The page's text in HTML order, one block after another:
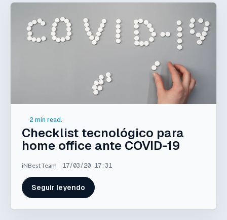
2 min read.
Checklist tecnológico para
home office ante COVID-19
iNBest Team 17/03/20 17:31
Seguir leyendo